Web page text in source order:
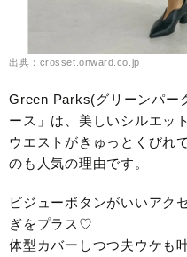
出典：crosset.onward.co.jp
Green Parks(グリーンパー
ース」は、美しいシルエッ
ウエストがきゅっとくびれ
のも人気の理由です。
ビジューボタンがいいアク
ぎをプラス♡
体型カバーしつつ夫ウケも